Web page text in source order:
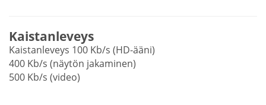
Kaistanleveys
Kaistanleveys 100 Kb/s (HD-ääni)
400 Kb/s (näytön jakaminen)
500 Kb/s (video)